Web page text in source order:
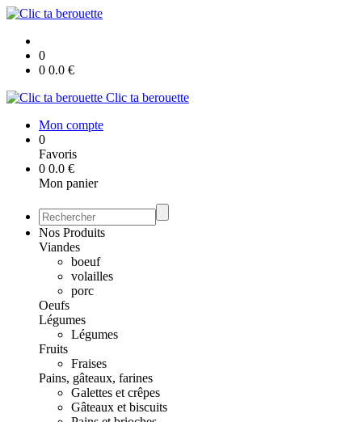
0
0 0.0 €
Clic ta berouette
Mon compte
0
Favoris
0 0.0 €
Mon panier
Nos Produits
Viandes
boeuf
volailles
porc
Oeufs
Légumes
Légumes
Fruits
Fraises
Pains, gâteaux, farines
Galettes et crêpes
Gâteaux et biscuits